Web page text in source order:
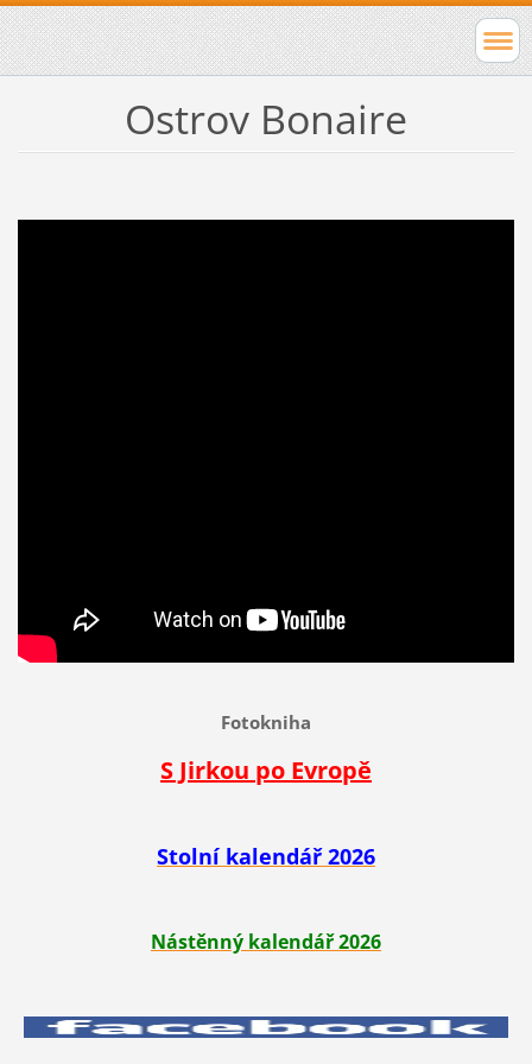
Ostrov Bonaire
Fotokniha
S Jirkou po Evropě
Stolní kalendář 2026
Nástěnný kalendář 2026